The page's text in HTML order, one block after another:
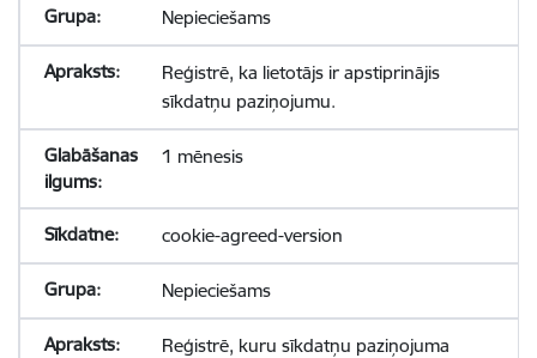
Nepieciešams
Reģistrē, ka lietotājs ir apstiprinājis
sīkdatņu paziņojumu.
1 mēnesis
cookie-agreed-version
Nepieciešams
Reģistrē, kuru sīkdatņu paziņojuma